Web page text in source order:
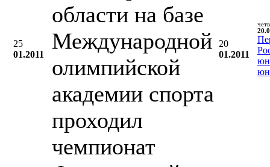
25
01.2011
области на базе
Международной
олимпийской
академии спорта
проходил
чемпионат
20
01.2011